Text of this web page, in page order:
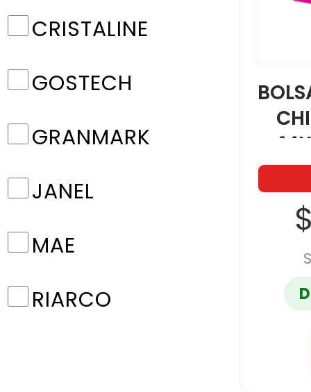
CRISTALINE
GOSTECH
GRANMARK
JANEL
MAE
RIARCO